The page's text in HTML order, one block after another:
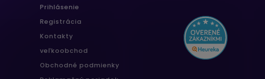
Prihlásenie
Registrácia
Kontakty
veľkoobchod
Obchodné podmienky